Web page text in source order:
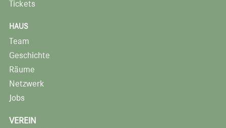
Tickets
HAUS
Team
Geschichte
Räume
Netzwerk
Jobs
VEREIN